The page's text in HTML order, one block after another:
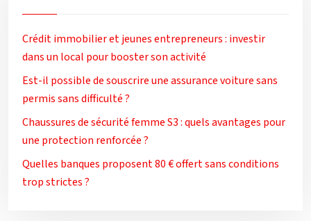
Crédit immobilier et jeunes entrepreneurs : investir
dans un local pour booster son activité
Est-il possible de souscrire une assurance voiture sans
permis sans difficulté ?
Chaussures de sécurité femme S3 : quels avantages pour
une protection renforcée ?
Quelles banques proposent 80 € offert sans conditions
trop strictes ?